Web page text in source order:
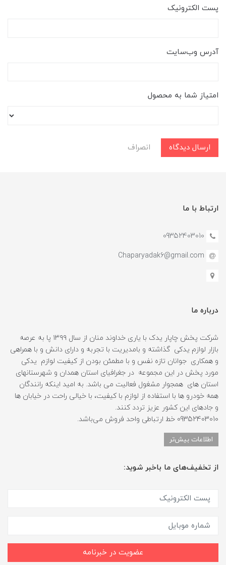
پست الکترونیک
آدرس وب‌سایت
امتیاز شما به محصول
ارسال دیدگاه انصراف
ارتباط با ما
09352403010
Chaparyadak6@gmail.com
درباره ما
شرکت پخش چاپار یدک با یاری خداوند منان از سال ۱۳۹۹ پا به عرصه
بازار لوازم یدکی گذاشته و بامدیریت با تجربه و دارای دانش و با همراهی
و همکاری جوانان تازه نفس و با مطمئن بودن از کیفیت لوازم یدکی
مورد پخش در این مجموعه در جغرافیای استان همدان و شهرستانهای
استان های همجوار مشغول فعالیت می باشد. به امید اینکه رانندگان
همه خودرو ها با استفاده از لوازم با کیفیت، با خیالی راحت در خیابان ها
و جادهای این کشور عزیز تردد کنند.
09352403010 خط ارتباطی واحد فروش می‌باشد.
اطلاعات بیش‌تر
از تخفیف‌های ما باخبر شوید:
عضویت در خبرنامه